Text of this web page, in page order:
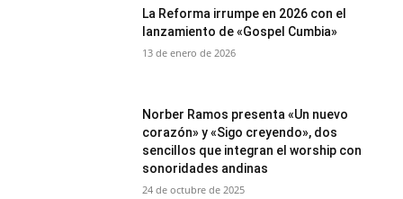
La Reforma irrumpe en 2026 con el
lanzamiento de «Gospel Cumbia»
13 de enero de 2026
Norber Ramos presenta «Un nuevo
corazón» y «Sigo creyendo», dos
sencillos que integran el worship con
sonoridades andinas
24 de octubre de 2025